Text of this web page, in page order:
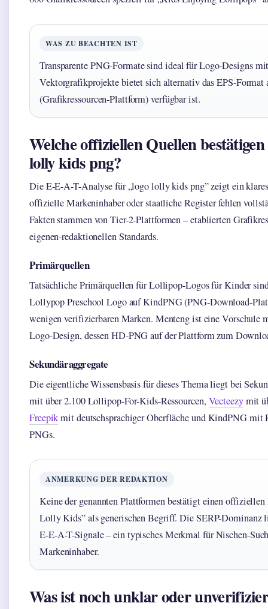
WAS ZU BEACHTEN IST
Transparente PNG-Formate sind ideal für Logo-Designs
Vektorgrafikprojekte bietet sich alternativ das EPS-Format
(Grafikressourcen-Plattform) verfügbar ist.
Welche offiziellen Quellen
lolly kids png?
Die E-E-A-T-Analyse für „logo lolly kids png” zeigt ein
offizielle Markeninhaber oder staatliche Register fehlen
Fakten stammen von Tier-2-Plattformen – etablierten
eigenen-redaktionellen Standards.
Primärquellen
Tatsächliche Primärquellen für Lollipop-Logos für Kinder
Lollypop Preschool Logo auf KindPNG (PNG-Download-
wenigen verifizierbaren Marken. Menteng ist eine Vorschule
Logo-Design, dessen HD-PNG auf der Plattform zum
Sekundäraggregate
Die eigentliche Wissensbasis für dieses Thema liegt bei
mit über 2.100 Lollipop-For-Kids-Ressourcen, Vecteezymit
Freepikmit deutschsprachiger Oberfläche und KindPNG
PNGs.
ANMERKUNG DER REDAKTION
Keine der genannten Plattformen bestätigt einen
Lolly Kids” als generischen Begriff. Die SERP-Dominanz
E-E-A-T-Signale – ein typisches Merkmal für Nischen-
Markeninhaber.
Was ist noch unklar oder